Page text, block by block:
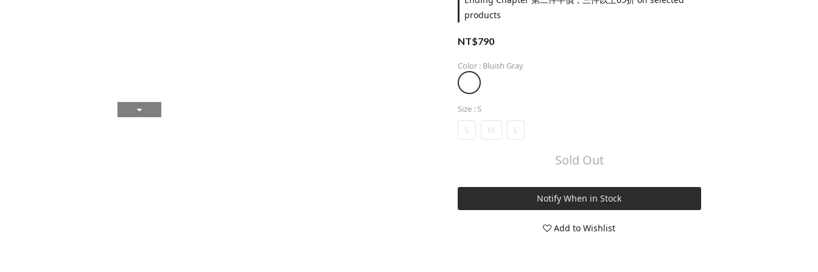
products
NT$790
Color : Bluish Gray
Size : S
S M L
Sold Out
Notify When in Stock
Add to Wishlist